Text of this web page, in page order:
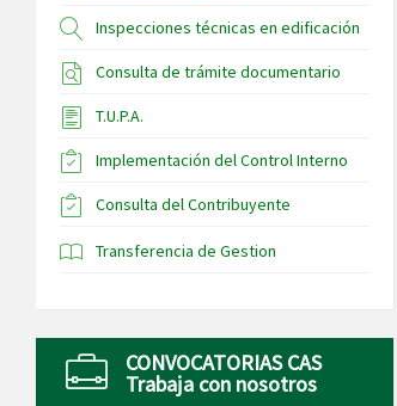
Inspecciones técnicas en edificación
Consulta de trámite documentario
T.U.P.A.
Implementación del Control Interno
Consulta del Contribuyente
Transferencia de Gestion
CONVOCATORIAS CAS
Trabaja con nosotros